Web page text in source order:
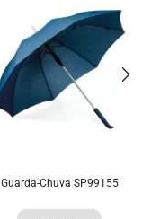
Guarda-Chuva SP99155